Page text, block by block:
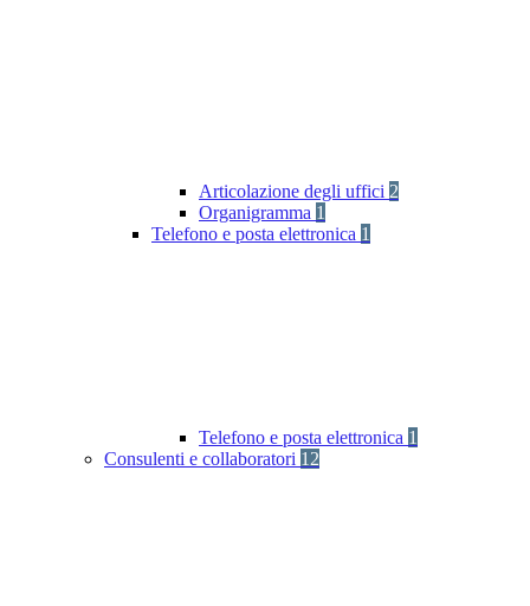
Articolazione degli uffici 2
Organigramma 1
Telefono e posta elettronica 1
Telefono e posta elettronica 1
Consulenti e collaboratori 12